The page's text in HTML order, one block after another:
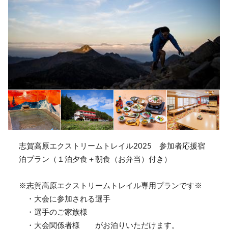
志賀高原エクストリームトレイル2025 参加者応援宿
泊プラン（１泊夕食＋朝食（お弁当）付き）
※志賀高原エクストリームトレイル専用プランです※
・大会に参加される選手
・選手のご家族様
・大会関係者様 がお泊りいただけます。